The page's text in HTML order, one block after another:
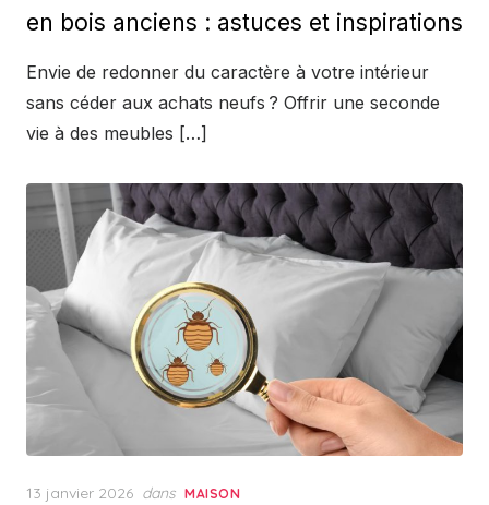
en bois anciens : astuces et inspirations
Envie de redonner du caractère à votre intérieur
sans céder aux achats neufs ? Offrir une seconde
vie à des meubles […]
Posted
13 janvier 2026 dans MAISON